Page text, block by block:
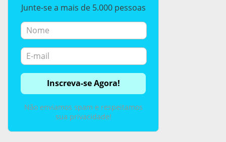
Junte-se a mais de 5.000 pessoas
Não enviamos spam e respeitamos
sua privacidade!